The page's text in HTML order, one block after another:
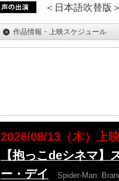
＜日本語吹替版
作品情報・上映スケジュール
2026/08/13（木）上
【抱っこdeシネマ】
ー・デイ
Spider-Man: